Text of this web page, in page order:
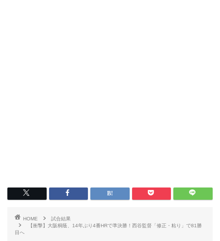
HOME
試合結果
【衝撃】大阪桐蔭、14年ぶり4番HRで準決勝！西谷監督「修正・粘り」で81勝
目へ